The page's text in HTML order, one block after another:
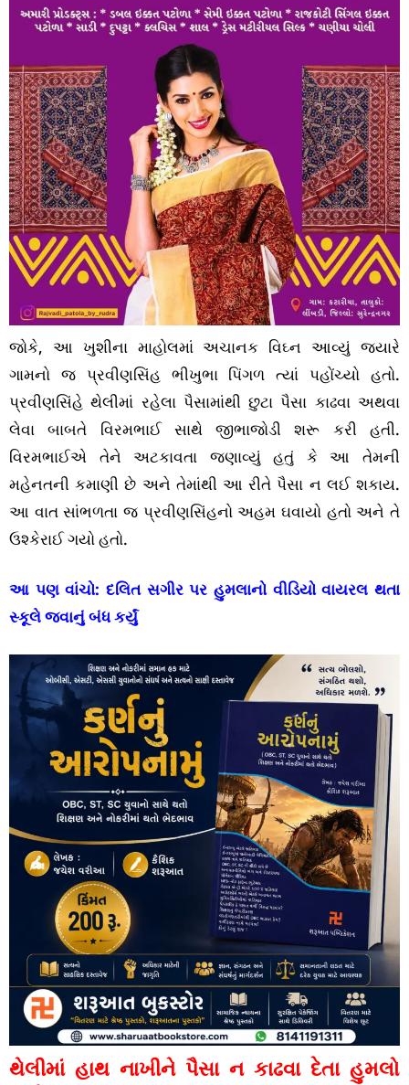
જોકે, આ ખુશીના માહોલમાં અચાનક વિઘ્ન આવ્યું જ્યારે
ગામનો જ પ્રવીણસિંહ ભીખુભા પિંગળ ત્યાં પહોંચ્યો હતો.
પ્રવીણસિંહે થેલીમાં રહેલા પૈસામાંથી છુટા પૈસા કાઢવા અથવા
લેવા બાબતે વિરમભાઈ સાથે જીભાજોડી શરૂ કરી હતી.
વિરમભાઈએ તેને અટકાવતા જણાવ્યું હતું કે આ તેમની
મહેનતની કમાણી છે અને તેમાંથી આ રીતે પૈસા ન લઈ શકાય.
આ વાત સાંભળતા જ પ્રવીણસિંહનો અહમ ઘવાયો હતો અને તે
ઉશ્કેરાઈ ગયો હતો.
આ પણ વાંચો: દલિત સગીર પર હુમલાનો વીડિયો વાયરલ થતા
સ્કૂલે જવાનું બંધ કર્યું
થેલીમાં હાથ નાખીને પૈસા ન કાઢવા દેતા હુમલો